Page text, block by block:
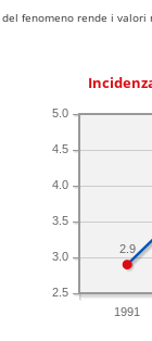
fenomeno rende i valori
1991
2.5
3.0
3.5
4.0
4.5
5.0
2.9